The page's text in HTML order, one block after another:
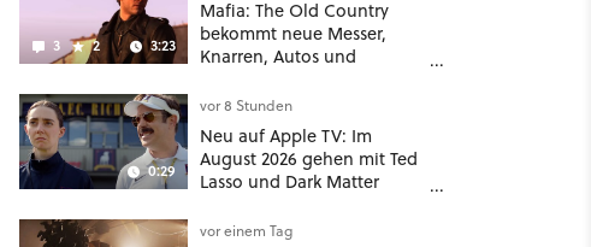
3 2 3:23
Mafia: The Old Country
bekommt neue Messer,
Knarren, Autos und
hat mehr dabei als nur
Story
0:29
vor 8 Stunden
Neu auf Apple TV: Im
August 2026 gehen mit Ted
Lasso und Dark Matter
Highlights weiter
vor einem Tag